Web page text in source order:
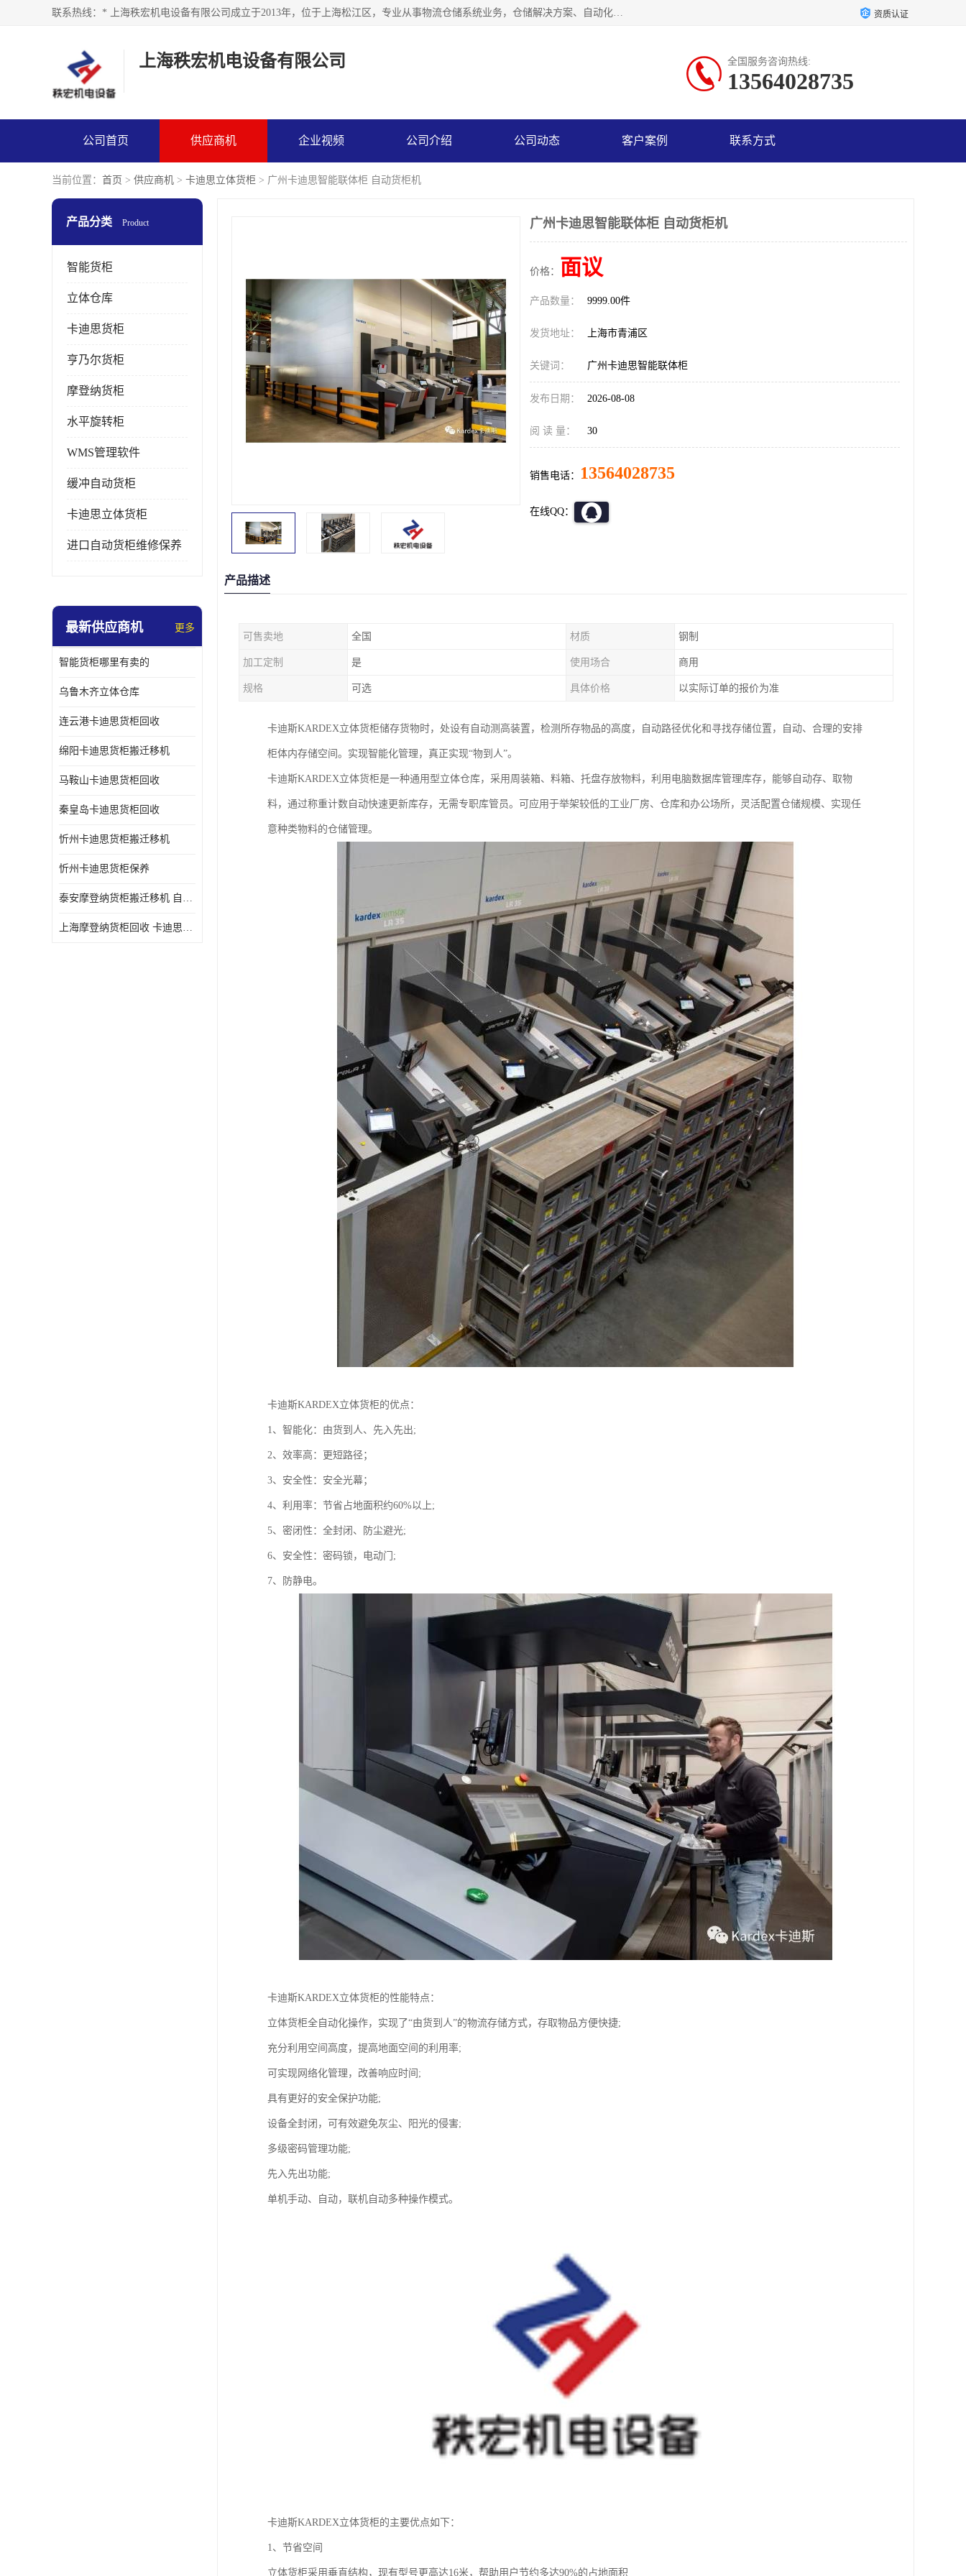
联系热线：* 上海秩宏机电设备有限公司成立于2013年，位于上海松江区，专业从事物流仓储系统业务，仓储解决方案、自动化仓储设备、自动货柜、立体货柜等。 资质认证
上海秩宏机电设备有限公司 全国服务咨询热线:
13564028735
公司首页 供应商机 企业视频 公司介绍 公司动态 客户案例 联系方式
当前位置： 首页 > 供应商机 > 卡迪思立体货柜 > 广州卡迪思智能联体柜 自动货柜机
产品分类 Product
智能货柜
立体仓库
卡迪思货柜
亨乃尔货柜
摩登纳货柜
水平旋转柜
WMS管理软件
缓冲自动货柜
卡迪思立体货柜
进口自动货柜维修保养
最新供应商机 更多
智能货柜哪里有卖的
乌鲁木齐立体仓库
连云港卡迪思货柜回收
绵阳卡迪思货柜搬迁移机
马鞍山卡迪思货柜回收
秦皇岛卡迪思货柜回收
忻州卡迪思货柜搬迁移机
忻州卡迪思货柜保养
泰安摩登纳货柜搬迁移机 自动立体仓储货柜回收
上海摩登纳货柜回收 卡迪思货柜回收
广州卡迪思智能联体柜 自动货柜机
价格： 面议
产品数量： 9999.00件
发货地址： 上海市青浦区
关键词： 广州卡迪思智能联体柜
发布日期： 2026-08-08
阅 读 量： 30
销售电话： 13564028735
在线QQ：
产品描述
可售卖地 全国 材质 钢制
加工定制 是 使用场合 商用
规格 可选 具体价格 以实际订单的报价为准
卡迪斯KARDEX立体货柜储存货物时，处设有自动测高装置，检测所存物品的高度，自动路径优化和寻找存储位置，自动、合理的安排
柜体内存储空间。实现智能化管理，真正实现“物到人”。
卡迪斯KARDEX立体货柜是一种通用型立体仓库，采用周装箱、料箱、托盘存放物料，利用电脑数据库管理库存，能够自动存、取物
料，通过称重计数自动快速更新库存，无需专职库管员。可应用于举架较低的工业厂房、仓库和办公场所，灵活配置仓储规模、实现任
意种类物料的仓储管理。
卡迪斯KARDEX立体货柜的优点：
1、智能化：由货到人、先入先出;
2、效率高：更短路径；
3、安全性：安全光幕；
4、利用率：节省占地面积约60%以上;
5、密闭性：全封闭、防尘避光;
6、安全性：密码锁，电动门;
7、防静电。
卡迪斯KARDEX立体货柜的性能特点：
立体货柜全自动化操作，实现了“由货到人”的物流存储方式，存取物品方便快捷;
充分利用空间高度，提高地面空间的利用率;
可实现网络化管理，改善响应时间;
具有更好的安全保护功能;
设备全封闭，可有效避免灰尘、阳光的侵害;
多级密码管理功能;
先入先出功能;
单机手动、自动，联机自动多种操作模式。
卡迪斯KARDEX立体货柜的主要优点如下：
1、节省空间
立体货柜采用垂直结构，现有型号更高达16米，帮助用户节约多达90%的占地面积